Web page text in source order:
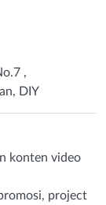
,
DIY
konten video
project